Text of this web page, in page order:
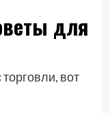
для
вот